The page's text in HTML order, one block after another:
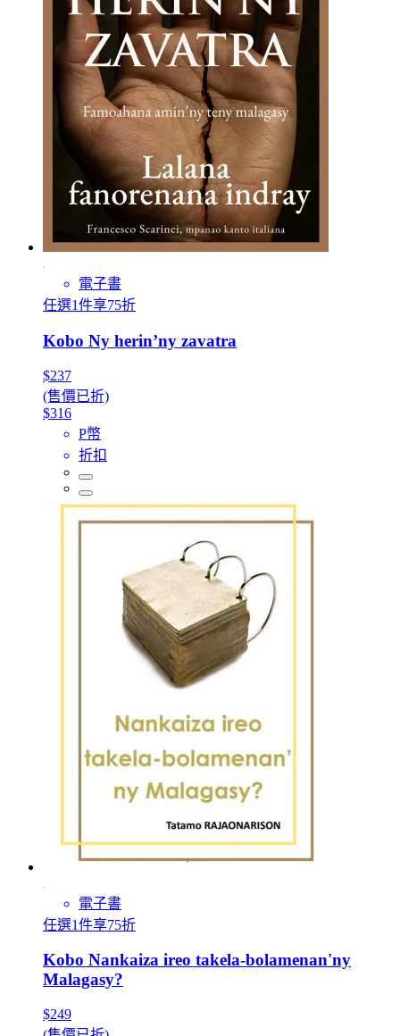
電子書
任選1件享75折
Kobo Ny herin’ny zavatra
$237
(售價已折)
$316
P幣
折扣
電子書
任選1件享75折
Kobo Nankaiza ireo takela-bolamenan'ny
Malagasy?
$249